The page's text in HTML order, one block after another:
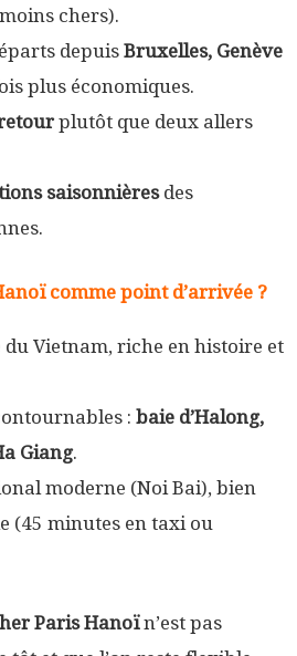
chers).
depuis Bruxelles, Genève
plus économiques.
plutôt que deux allers
saisonnièresdes
comme point d’arrivée ?
Vietnam, riche en histoire et
: baie d’Halong,
Giang.
moderne (Noi Bai), bien
(45 minutes en taxi ou
Paris Hanoïn’est pas